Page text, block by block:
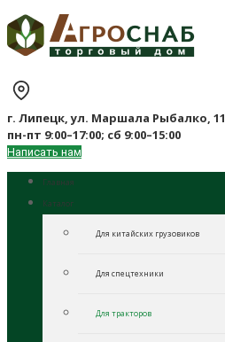
г. Липецк, ул. Маршала Рыбалко, 11
пн-пт 9:00–17:00; сб 9:00–15:00
Написать нам
Главная
Каталог
Для китайских грузовиков
Для спецтехники
Для тракторов